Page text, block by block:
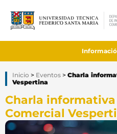
Inicio > Eventos > Charla
Vespertina
Charla
Comercial